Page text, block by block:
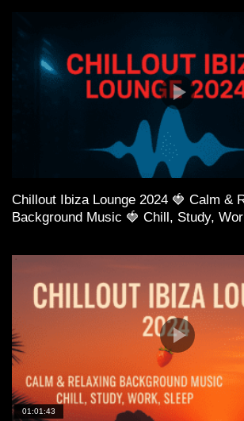
Chillout Ibiza Lounge 2024 🍓 Calm &
Background Music 🍓 Chill, Study,
01:01:43